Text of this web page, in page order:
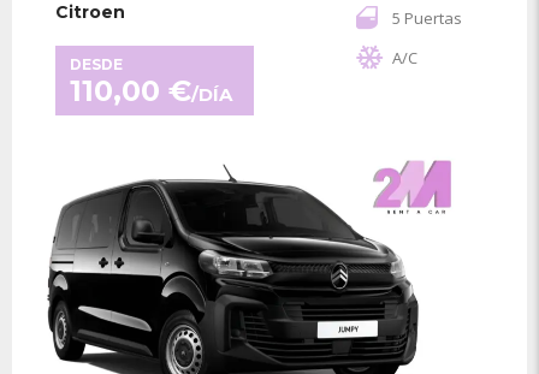
Citroen
DESDE
110,00 €/DÍA
5 Puertas
A/C